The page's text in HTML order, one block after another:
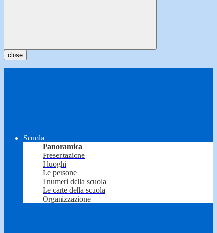
close
Scuola
Panoramica
Presentazione
I luoghi
Le persone
I numeri della scuola
Le carte della scuola
Organizzazione